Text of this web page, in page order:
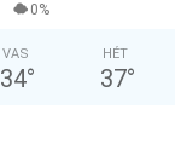
0%
VAS
34°
HÉT
37°